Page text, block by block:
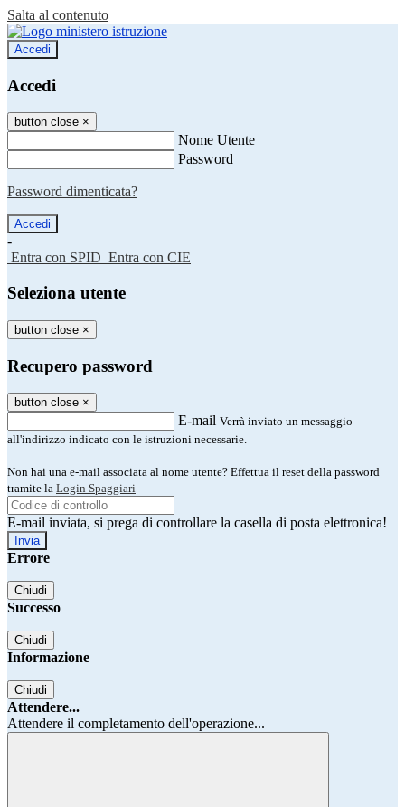
Salta al contenuto
Accedi
Accedi
button close ×
Nome Utente
Password
Password dimenticata?
-
Entra con SPID Entra con CIE
Seleziona utente
button close ×
Recupero password
button close ×
E-mail Verrà inviato un messaggio
all'indirizzo indicato con le istruzioni necessarie.
Non hai una e-mail associata al nome utente? Effettua il reset della password
tramite la Login Spaggiari
E-mail inviata, si prega di controllare la casella di posta elettronica!
Errore
Chiudi
Successo
Chiudi
Informazione
Chiudi
Attendere...
Attendere il completamento dell'operazione...